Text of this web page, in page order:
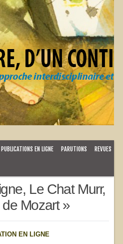
EN LIGNE PARUTIONS REVUES
Le Chat Murr,
Mozart »
EN LIGNE